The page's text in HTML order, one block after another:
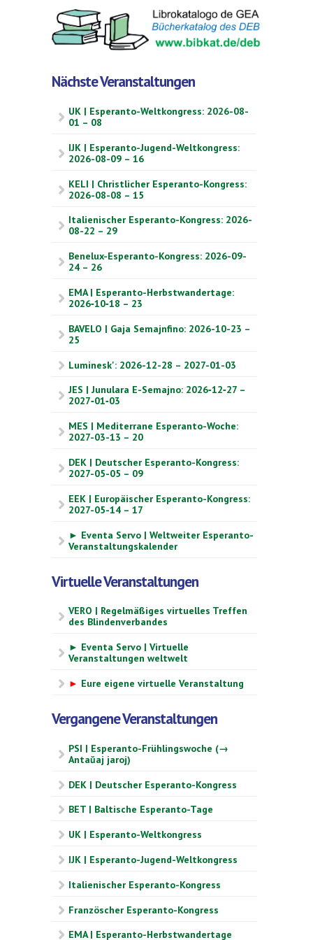
Nächste Veranstaltungen
UK | Esperanto-Weltkongress: 2026-08-
01 – 08
IJK | Esperanto-Jugend-Weltkongress:
2026-08-09 – 16
KELI | Christlicher Esperanto-Kongress:
2026-08-08 – 15
Italienischer Esperanto-Kongress: 2026-
08-22 – 29
Benelux-Esperanto-Kongress: 2026-09-
24 – 26
EMA | Esperanto-Herbstwandertage:
2026‑10‑18 – 23
BAVELO | Gaja Semajnfino: 2026-10-23 –
25
Luminesk': 2026-12-28 – 2027-01-03
JES | Junulara E-Semajno: 2026‑12‑27 –
2027‑01‑03
MES | Mediterrane Esperanto-Woche:
2027-03-13 – 20
DEK | Deutscher Esperanto-Kongress:
2027-05-05 – 09
EEK | Europäischer Esperanto-Kongress:
2027-05-14 – 17
► Eventa Servo | Weltweiter Esperanto-
Veranstaltungskalender
Virtuelle Veranstaltungen
VERO | Regelmäßiges virtuelles Treffen
des Blindenverbandes
► Eventa Servo | Virtuelle
Veranstaltungen weltwelt
► Eure eigene virtuelle Veranstaltung
Vergangene Veranstaltungen
PSI | Esperanto-Frühlingswoche (→
Antaŭaj jaroj)
DEK | Deutscher Esperanto-Kongress
BET | Baltische Esperanto-Tage
UK | Esperanto-Weltkongress
IJK | Esperanto-Jugend-Weltkongress
Italienischer Esperanto-Kongress
Französcher Esperanto-Kongress
EMA | Esperanto-Herbstwandertage